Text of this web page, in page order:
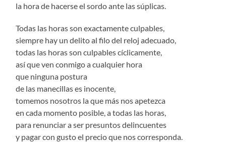
la hora de hacerse el sordo ante las súplicas.
Todas las horas son exactamente culpables,
siempre hay un delito al filo del reloj adecuado,
todas las horas son culpables cíclicamente,
así que ven conmigo a cualquier hora
que ninguna postura
de las manecillas es inocente,
tomemos nosotros la que más nos apetezca
en cada momento posible, a todas las horas,
para renunciar a ser presuntos delincuentes
y pagar con gusto el precio que nos corresponda.